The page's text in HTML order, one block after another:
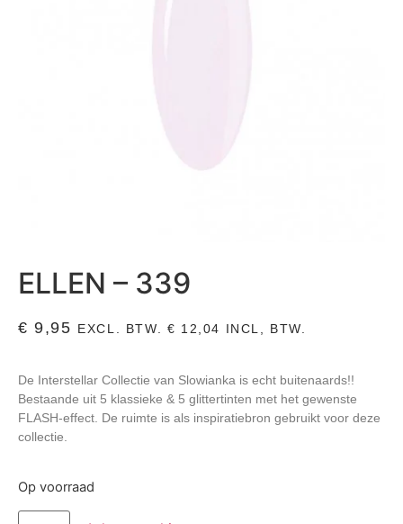
ELLEN – 339
€ 9,95 EXCL. BTW. € 12,04 INCL, BTW.
De Interstellar Collectie van Slowianka is echt buitenaards!!
Bestaande uit 5 klassieke & 5 glittertinten met het gewenste
FLASH-effect. De ruimte is als inspiratiebron gebruikt voor deze
collectie.
Op voorraad